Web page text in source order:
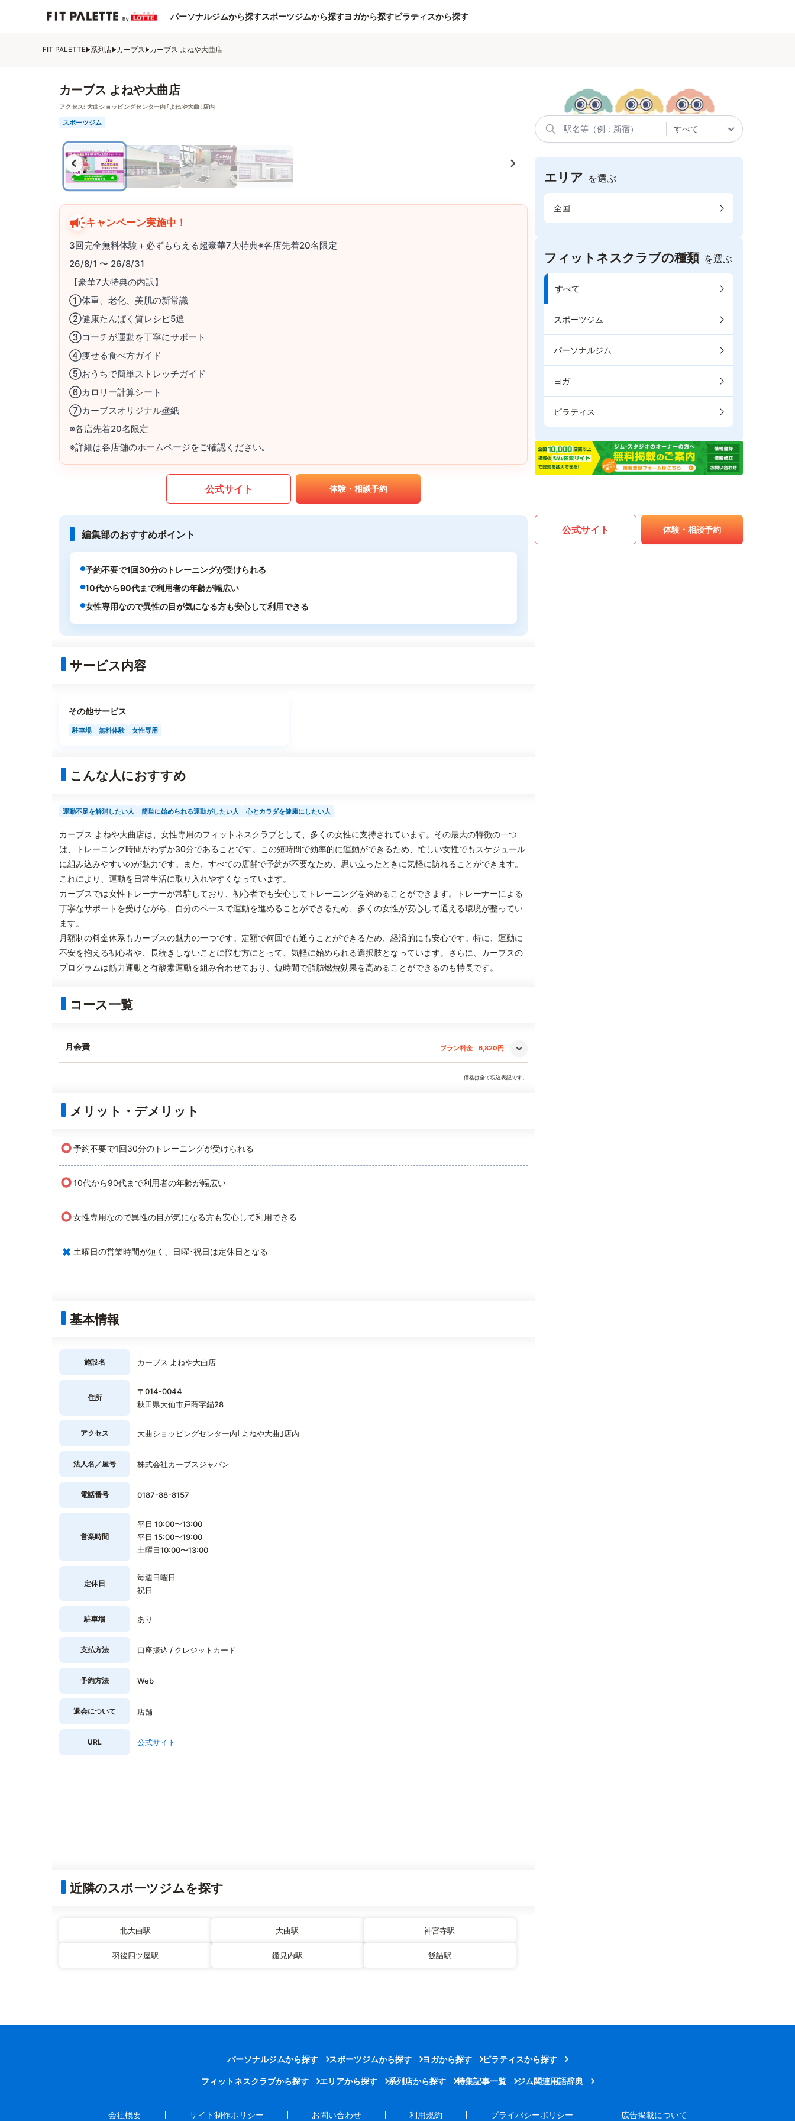
パーソナルジムから探すスポーツジムから探すヨガから探すピラティスから探す
FIT PALETTE 系列店 カーブス カーブス よねや大曲店
カーブス よねや大曲店
アクセス: 大曲ショッピングセンター内｢よねや大曲｣店内
スポーツジム
キャンペーン実施中！
3回完全無料体験＋必ずもらえる超豪華7大特典※各店先着20名限定
26/8/1 〜 26/8/31
【豪華7大特典の内訳】
①体重、老化、美肌の新常識
②健康たんぱく質レシピ5選
③コーチが運動を丁寧にサポート
④痩せる食べ方ガイド
⑤おうちで簡単ストレッチガイド
⑥カロリー計算シート
⑦カーブスオリジナル壁紙
※各店先着20名限定
※詳細は各店舗のホームページをご確認ください｡
公式サイト 体験・相談予約
編集部のおすすめポイント
予約不要で1回30分のトレーニングが受けられる
10代から90代まで利用者の年齢が幅広い
女性専用なので異性の目が気になる方も安心して利用できる
サービス内容
その他サービス
駐車場 無料体験 女性専用
こんな人におすすめ
運動不足を解消したい人 簡単に始められる運動がしたい人 心とカラダを健康にしたい人
カーブス よねや大曲店は、女性専用のフィットネスクラブとして、多くの女性に支持されています。その最大の特徴の一つ
は、トレーニング時間がわずか30分であることです。この短時間で効率的に運動ができるため、忙しい女性でもスケジュール
に組み込みやすいのが魅力です。また、すべての店舗で予約が不要なため、思い立ったときに気軽に訪れることができます。
これにより、運動を日常生活に取り入れやすくなっています。
カーブスでは女性トレーナーが常駐しており、初心者でも安心してトレーニングを始めることができます。トレーナーによる
丁寧なサポートを受けながら、自分のペースで運動を進めることができるため、多くの女性が安心して通える環境が整ってい
ます。
月額制の料金体系もカーブスの魅力の一つです。定額で何回でも通うことができるため、経済的にも安心です。特に、運動に
不安を抱える初心者や、長続きしないことに悩む方にとって、気軽に始められる選択肢となっています。さらに、カーブスの
プログラムは筋力運動と有酸素運動を組み合わせており、短時間で脂肪燃焼効果を高めることができるのも特長です。
コース一覧
月会費 プラン料金 6,820円
価格は全て税込表記です。
メリット・デメリット
○予約不要で1回30分のトレーニングが受けられる
○10代から90代まで利用者の年齢が幅広い
○女性専用なので異性の目が気になる方も安心して利用できる
× 土曜日の営業時間が短く、日曜･祝日は定休日となる
基本情報
施設名 カーブス よねや大曲店
住所
〒014-0044
秋田県大仙市戸蒔字錨28
アクセス 大曲ショッピングセンター内｢よねや大曲｣店内
法人名／屋号 株式会社カーブスジャパン
電話番号 0187-88-8157
営業時間
平日 10:00〜13:00
平日 15:00〜19:00
土曜日10:00〜13:00
定休日
毎週日曜日
祝日
駐車場 あり
支払方法 口座振込 / クレジットカード
予約方法 Web
退会について 店舗
URL 公式サイト
近隣のスポーツジムを探す
北大曲駅 大曲駅 神宮寺駅
羽後四ツ屋駅 鑓見内駅 飯詰駅
エリア を選ぶ
全国
フィットネスクラブの種類 を選ぶ
すべて
スポーツジム
パーソナルジム
ヨガ
ピラティス
公式サイト 体験・相談予約
パーソナルジムから探す スポーツジムから探す ヨガから探す ピラティスから探す
フィットネスクラブから探す エリアから探す 系列店から探す 特集記事一覧 ジム関連用語辞典
会社概要 サイト制作ポリシー お問い合わせ 利用規約 プライバシーポリシー 広告掲載について